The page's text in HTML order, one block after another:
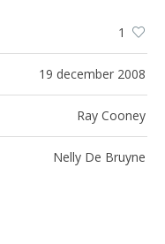
1
19 december 2008
Ray Cooney
Nelly De Bruyne